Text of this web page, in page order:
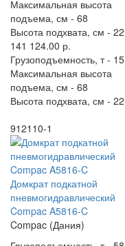
Максимальная высота
подъема, см - 68
Высота подхвата, см - 22
141 124.00 р.
Грузоподъемность, т - 15
Максимальная высота
подъема, см - 68
Высота подхвата, см - 22
912110-1
Домкрат подкатной
пневмогидравлический
Compac A5816-C
Compac (Дания)